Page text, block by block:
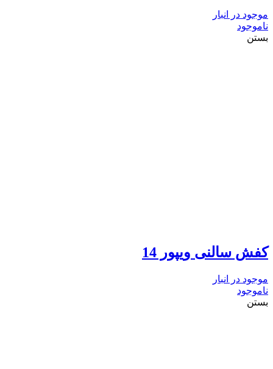
موجود در انبار
ناموجود
بستن
کفش سالنی ویپور 14
موجود در انبار
ناموجود
بستن